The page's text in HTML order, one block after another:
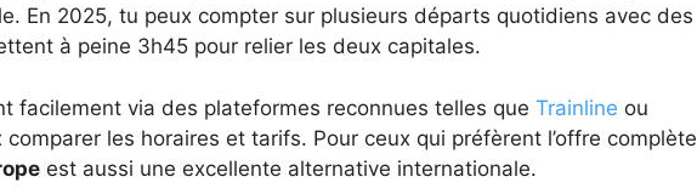
En 2025, tu peux compter sur plusieurs départs quotidiens avec des
à peine 3h45 pour relier les deux capitales.
facilement via des plateformes reconnues telles que Trainline ou
comparer les horaires et tarifs. Pour ceux qui préfèrent l’offre complète
est aussi une excellente alternative internationale.